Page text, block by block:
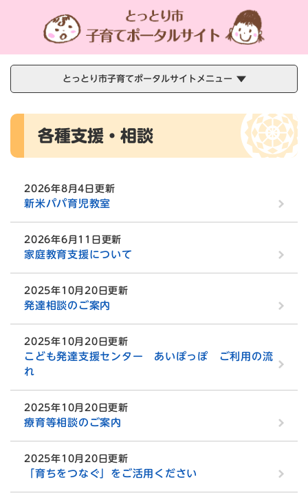
メニューを飛ばして本文へ
とっとり市子育てポータルサイトメニュー
本
各種支援・相談
2026年8月4日更新
新米パパ育児教室
2026年6月11日更新
家庭教育支援について
2025年10月20日更新
発達相談のご案内
2025年10月20日更新
こども発達支援センター あいぽっぽ ご利用の流
れ
2025年10月20日更新
療育等相談のご案内
2025年10月20日更新
「育ちをつなぐ」をご活用ください